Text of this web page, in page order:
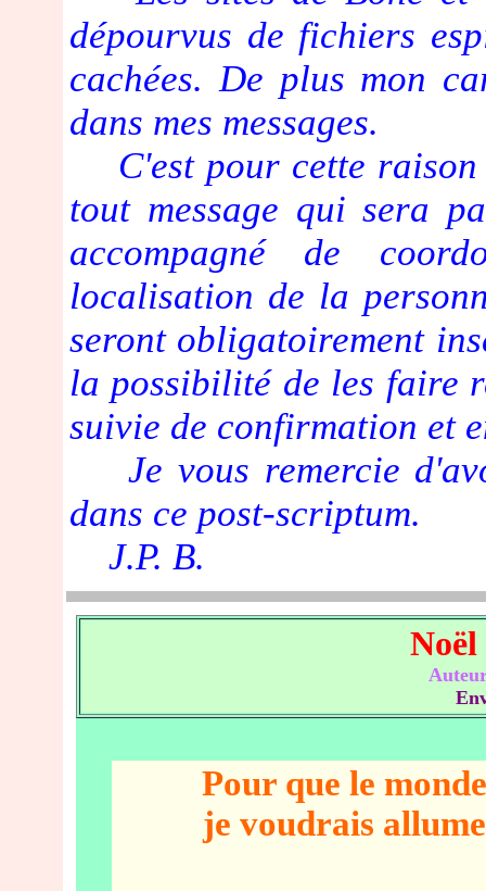
dépourvus de fichiers
cachées. De plus mon
dans mes messages.
C'est pour cette
tout message qui sera
accompagné de
localisation de la
seront obligatoirement
la possibilité de les faire
suivie de confirmation et
Je vous remercie
dans ce post-scriptum.
J.P. B.
Pour que le
je voudrais